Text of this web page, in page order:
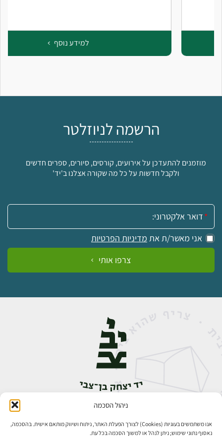
ניהול הסכמה
אנו משתמשים בעוגיות (Cookies) לצורך הפעלת האתר, ניתוח ושיווק מותאם אישית. בהסכמה,
נאסוף נתוני שימוש; ניתן לנהל או למשוך הסכמה בכל עת.
הרשמה לניוזלטר
מוזמנים להתעדכן על אירועים, קורסים, סיורים, ספרים חדשים
ולקבל חדשות על כל מה שקורה אצלנו ב'יד'
אימייל:
אני מאשר/ת את מדיניות הפרטיות
צרפו אותי
אבן גבירול 14, רחביה, ירושלים